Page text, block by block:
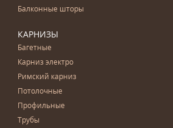
Балконные шторы
КАРНИЗЫ
Багетные
Карниз электро
Римский карниз
Потолочные
Профильные
Трубы